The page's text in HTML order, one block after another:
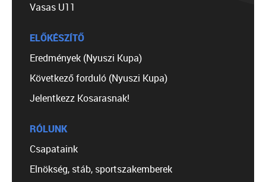
Vasas U11
ELŐKÉSZÍTŐ
Eredmények (Nyuszi Kupa)
Következő forduló (Nyuszi Kupa)
Jelentkezz Kosarasnak!
RÓLUNK
Csapataink
Elnökség, stáb, sportszakemberek